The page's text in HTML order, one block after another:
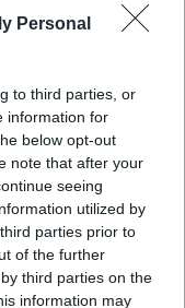
Personal
to third parties, or
information for
below opt-out
note that after your
seeing
utilized by
parties prior to
of the further
third parties on the
information may
1.11%